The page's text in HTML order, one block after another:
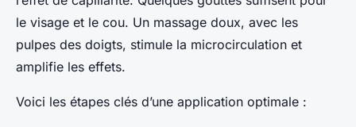
le visage et le cou. Un massage doux, avec les
pulpes des doigts, stimule la microcirculation et
amplifie les effets.
Voici les étapes clés d’une application optimale :